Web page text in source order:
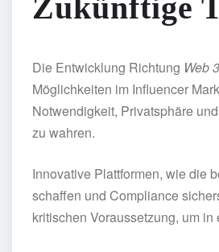
Zukünftige
Die Entwicklung Richtung Web
Möglichkeiten im Influencer
Notwendigkeit, Privatsphäre
zu wahren.
Innovative Plattformen, wie die
schaffen und Compliance
kritischen Voraussetzung, um